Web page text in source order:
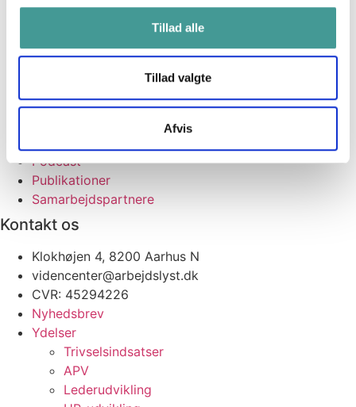
Tillad alle
Tillad valgte
Afvis
Publikationer
Samarbejdspartnere
Cookies
Fagartikler
Podcast
Publikationer
Samarbejdspartnere
Kontakt os
Klokhøjen 4, 8200 Aarhus N
videncenter@arbejdslyst.dk
CVR: 45294226
Nyhedsbrev
Ydelser
Trivselsindsatser
APV
Lederudvikling